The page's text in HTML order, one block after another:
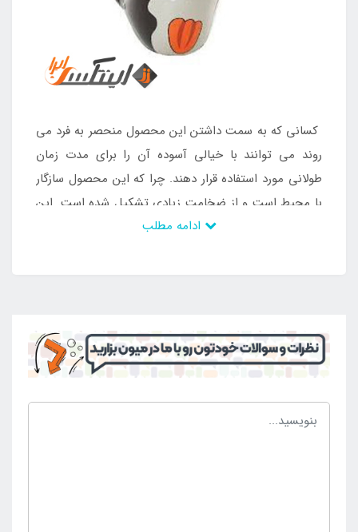
کسانی که به سمت داشتن این محصول منحصر به فرد می
روند می توانند با خیالی آسوده آن را برای مدت زمان
طولانی مورد استفاده قرار دهند. چرا که این محصول سازگار
با محیط است و از ضخامت زیادی تشکیل شده است. این
ضخامت بدنه را در برابر ضربه های محکم و فشار مقاوم
و به عنوان هدیه به کودکان ارائه کنند. خرید این محصول
اورجینال تنها ازنمایندگی اینتکسانجام می شود .